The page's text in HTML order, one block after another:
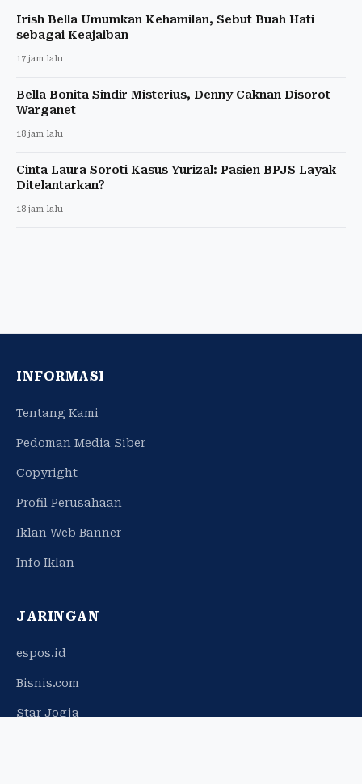
Irish Bella Umumkan Kehamilan, Sebut Buah Hati
sebagai Keajaiban
17 jam lalu
Bella Bonita Sindir Misterius, Denny Caknan Disorot
Warganet
18 jam lalu
Cinta Laura Soroti Kasus Yurizal: Pasien BPJS Layak
Ditelantarkan?
18 jam lalu
INFORMASI
Tentang Kami
Pedoman Media Siber
Copyright
Profil Perusahaan
Iklan Web Banner
Info Iklan
JARINGAN
espos.id
Bisnis.com
Star Jogja